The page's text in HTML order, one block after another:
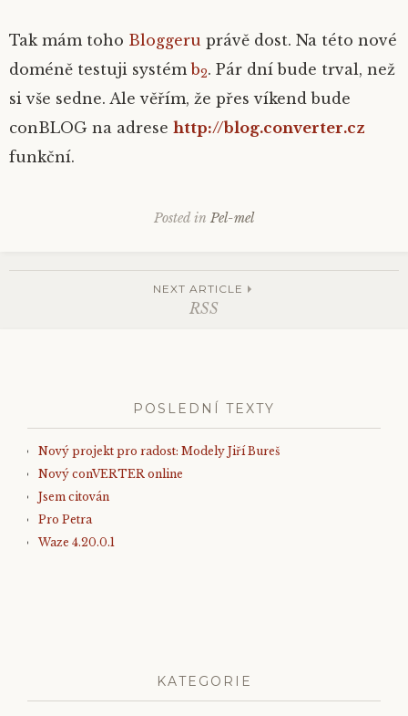
Tak mám toho Bloggeru právě dost. Na této nové
doméně testuji systémb2. Pár dní bude trval, než
si vše sedne. Ale věřím, že přes víkend bude
conBLOG na adrese http://blog.converter.cz
funkční.
Posted in Pel-mel
NEXT ARTICLE
RSS
POSLEDNÍ TEXTY
Nový projekt pro radost: Modely Jiří Bureš
Nový conVERTER online
Jsem citován
Pro Petra
Waze 4.20.0.1
KATEGORIE